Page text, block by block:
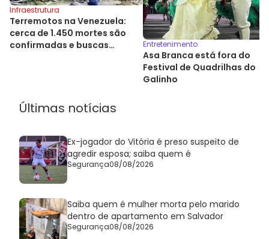
Infraestrutura
Terremotos na Venezuela:
cerca de 1.450 mortes são
confirmadas e buscas
Entretenimento
Asa Branca está fora do
Festival de Quadrilhas do
Galinho
Últimas notícias
Ex-jogador do Vitória é preso suspeito de
agredir esposa; saiba quem é
Segurança08/08/2026
Saiba quem é mulher morta pelo marido
dentro de apartamento em Salvador
Segurança08/08/2026